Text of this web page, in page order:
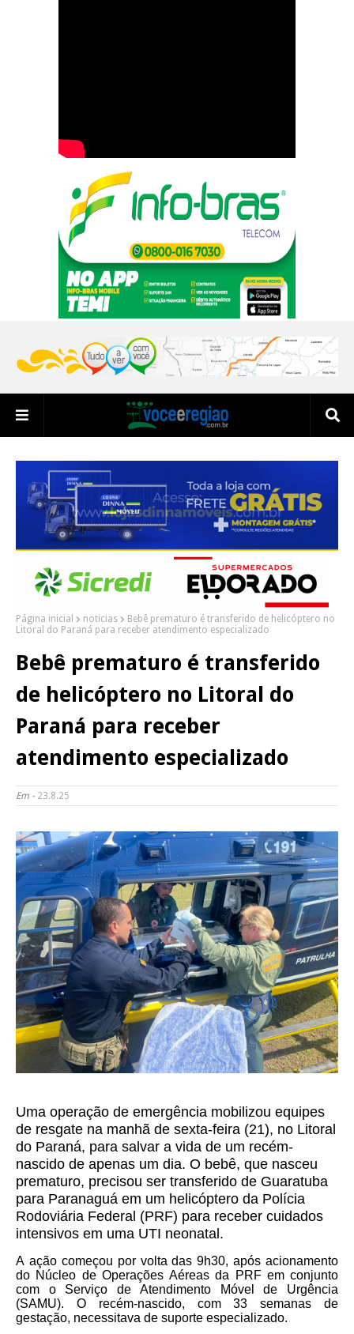
Página inicial noticias
Bebê prematuro é transferido de helicóptero no
Litoral do Paraná para receber atendimento especializado
Bebê prematuro é transferido
de helicóptero no Litoral do
Paraná para receber
atendimento especializado
Em - 23.8.25
Uma operação de emergência mobilizou equipes
de resgate na manhã de sexta-feira (21), no Litoral
do Paraná, para salvar a vida de um recém-
nascido de apenas um dia. O bebê, que nasceu
prematuro, precisou ser transferido de Guaratuba
para Paranaguá em um helicóptero da Polícia
Rodoviária Federal (PRF) para receber cuidados
intensivos em uma UTI neonatal.
A ação começou por volta das 9h30, após acionamento
do Núcleo de Operações Aéreas da PRF em conjunto
com o Serviço de Atendimento Móvel de Urgência
(SAMU). O recém-nascido, com 33 semanas de
gestação, necessitava de suporte especializado.